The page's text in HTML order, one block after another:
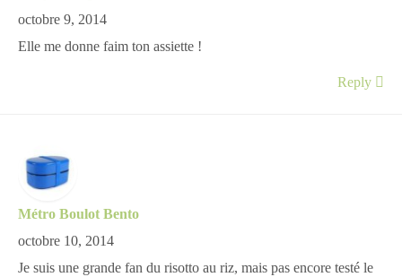
octobre 9, 2014
Elle me donne faim ton assiette !
Reply
Métro Boulot Bento
octobre 10, 2014
Je suis une grande fan du risotto au riz, mais pas encore testé le